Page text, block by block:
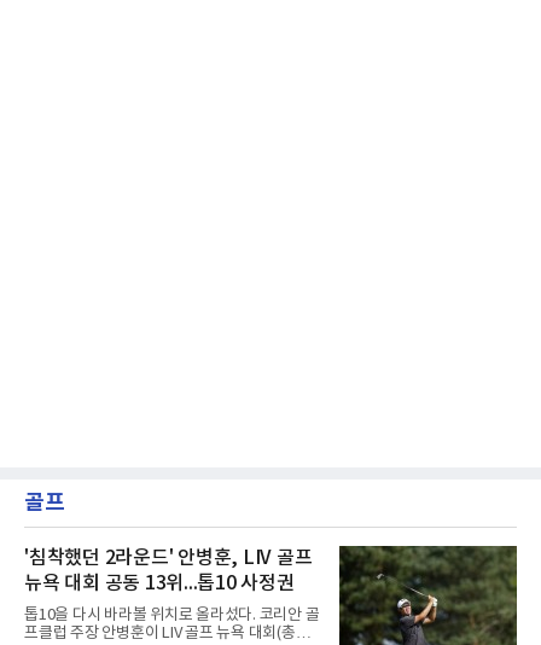
골프
'침착했던 2라운드' 안병훈, LIV 골프
뉴욕 대회 공동 13위...톱10 사정권
톱10을 다시 바라볼 위치로 올라섰다. 코리안 골
프클럽 주장 안병훈이 LIV 골프 뉴욕 대회(총상